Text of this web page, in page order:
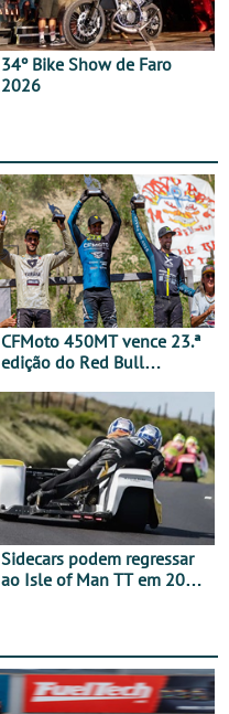
34º Bike Show de Faro
2026
CFMoto 450MT vence 23.ª
edição do Red Bull
Categorias Adventure -
Vitória na Ultimate, Core e
Lite
Sidecars podem regressar
ao Isle of Man TT em 2027